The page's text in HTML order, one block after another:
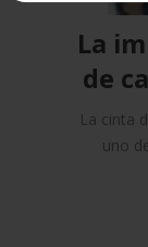
La
de
La cinta
uno